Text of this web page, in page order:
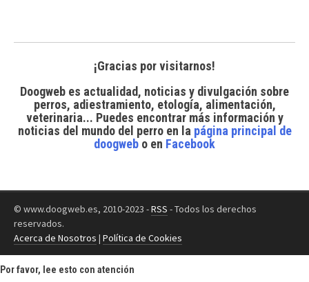
¡Gracias por visitarnos!
Doogweb es actualidad, noticias y divulgación sobre
perros, adiestramiento, etología, alimentación,
veterinaria... Puedes encontrar más información y
noticias del mundo del perroen la página principal de
doogweb o en Facebook
© www.doogweb.es, 2010-2023 -RSS - Todos los derechos
reservados.
Acerca de Nosotros | Política de Cookies
Por favor, lee esto con atención